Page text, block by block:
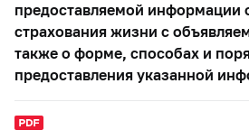
предоставляемой информации
страхования жизни с
также о форме, способах и
предоставления указанной